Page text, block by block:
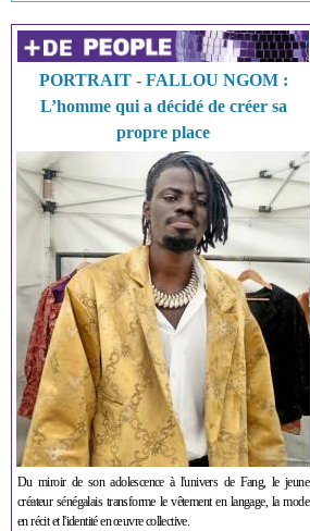
PORTRAIT - FALLOU NGOM :
L’homme qui a décidé de créer sa
propre place
Du miroir de son adolescence à l'univers de Fang, le jeune
créateur sénégalais transforme le vêtement en langage, la mode
en récit et l'identité en œuvre collective.